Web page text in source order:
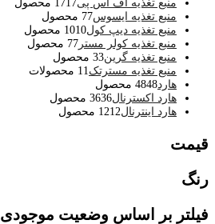
منبع تغذیه اف اس پی
1717 محصول
منبع تغذیه ایسوس 77 محصول
منبع تغذیه دیپ کول
1010 محصول
منبع تغذیه کولر مستر
77 محصول
منبع تغذیه گرین 33 محصول
منبع تغذیه مسترتک
1 1 محصولات
هارد
4848 محصول
هارد اکسترنال
3636 محصول
هارد اینترنال
1212 محصول
قیمت
رنگ
فیلتر بر اساس وضعیت موجودی